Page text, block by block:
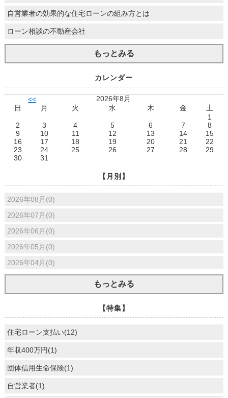
自営業者の効果的な住宅ローンの組み方とは
ローン相談の不動産会社
もっとみる
カレンダー
<<
2026年8月
日
月 火 水 木 金
土
1
2
3 4 5 6 7
8
9
10 11 12 13 14
15
16
17 18 19 20 21
22
23
24 25 26 27 28
29
30
31
【月別】
2026年08月(0)
2026年07月(0)
2026年06月(0)
2026年05月(0)
2026年04月(0)
もっとみる
【特集】
住宅ローン支払い(12)
年収400万円(1)
団体信用生命保険(1)
自営業者(1)